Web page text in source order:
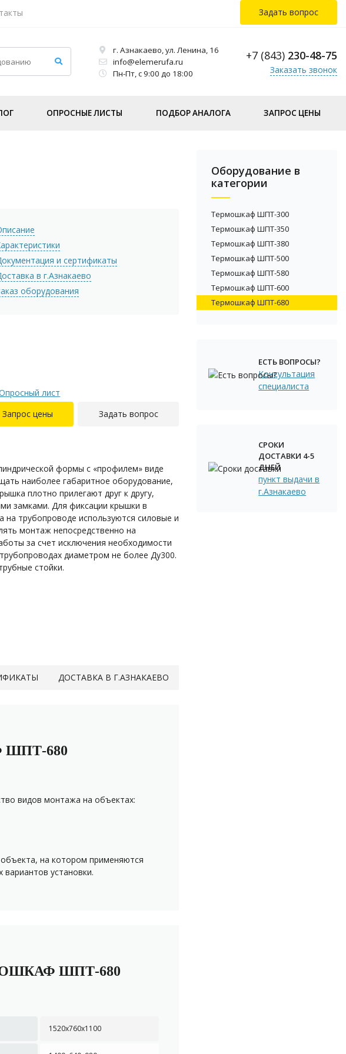
Задать вопрос
г. Азнакаево, ул. Ленина, 16
info@elemerufa.ru
Пн-Пт, с 9:00 до 18:00
+7 (843) 230-48-75
Заказать звонок
ОПРОСНЫЕ ЛИСТЫ ПОДБОР АНАЛОГА ЗАПРОС ЦЕНЫ
и сертификаты
в г.Азнакаево
оборудования
лист
Запрос цены
Задать вопрос
формы с «профилем» виде
наиболее габаритное оборудование,
плотно прилегают друг к другу,
замками. Для фиксации крышки в
трубопроводе используются силовые и
монтаж непосредственно на
за счет исключения необходимости
диаметром не более Ду300.
стойки.
ДОСТАВКА В Г.АЗНАКАЕВО
680
видов монтажа на объектах:
на котором применяются
установки.
ШПТ-680
1520х760х1100
Оборудование в
категории
Термошкаф ШПТ-300
Термошкаф ШПТ-350
Термошкаф ШПТ-380
Термошкаф ШПТ-500
Термошкаф ШПТ-580
Термошкаф ШПТ-600
Термошкаф ШПТ-680
ЕСТЬ ВОПРОСЫ?
Консультация
специалиста
СРОКИ
ДОСТАВКИ 4-5
ДНЕЙ
пункт выдачи в
г.Азнакаево